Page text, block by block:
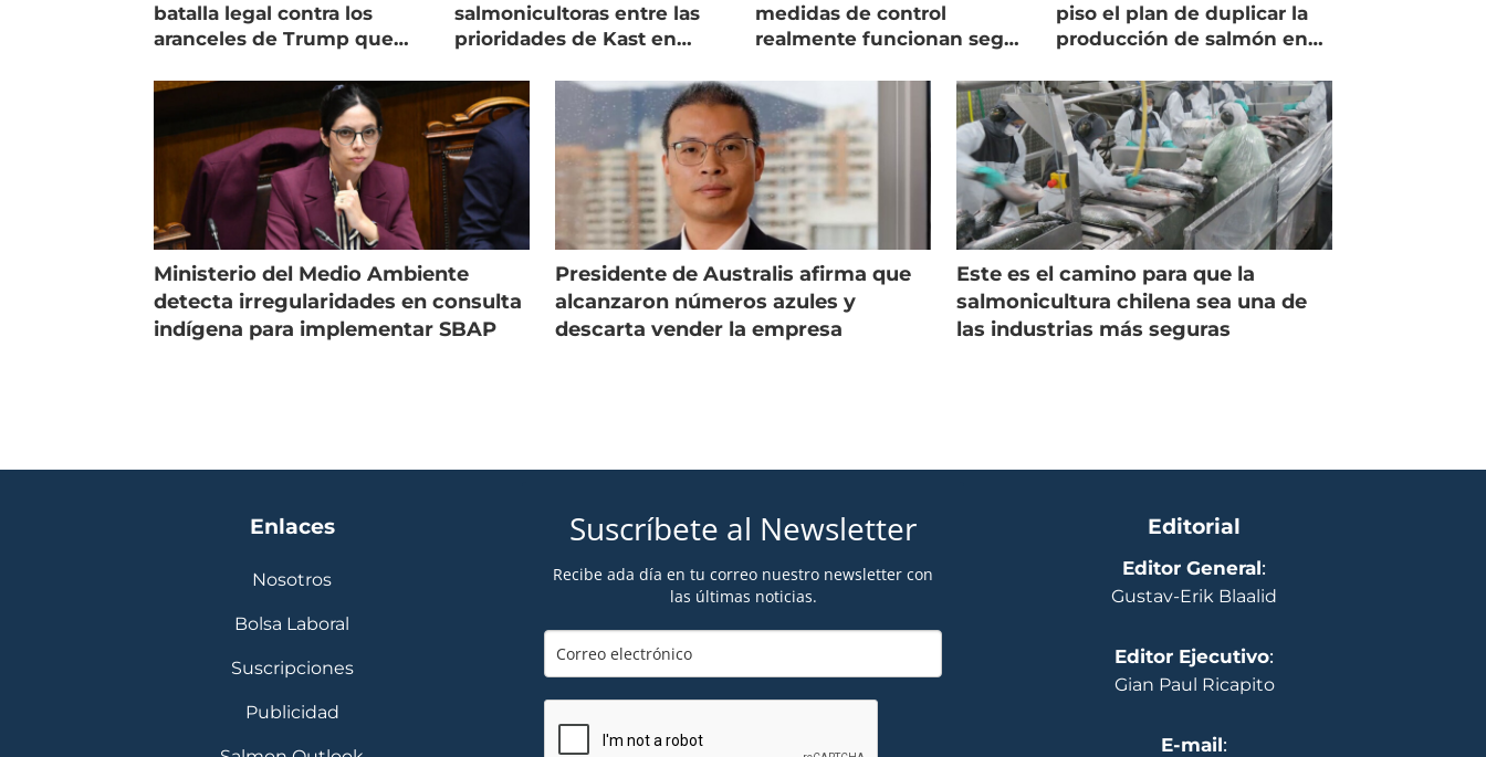
batalla legal contra los
aranceles de Trump que
salmonicultoras entre las
prioridades de Kast en
medidas de control
realmente funcionan según
piso el plan de duplicar la
producción de salmón en
Ministerio del Medio Ambiente
detecta irregularidades en consulta
indígena para implementar SBAP
Presidente de Australis afirma que
alcanzaron números azules y
descarta vender la empresa
Este es el camino para que la
salmonicultura chilena sea una de
las industrias más seguras
Enlaces
Nosotros
Bolsa Laboral
Suscripciones
Publicidad
Suscríbete al Newsletter
Recibe ada día en tu correo nuestro newsletter con
las últimas noticias.
Editorial
Editor General:
Gustav-Erik Blaalid
Editor Ejecutivo:
Gian Paul Ricapito
E-mail: